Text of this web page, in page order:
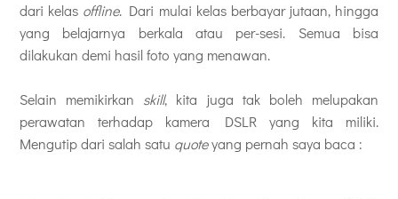
dari kelas offline. Dari mulai kelas berbayar jutaan, hingga
yang belajarnya berkala atau per-sesi. Semua bisa
dilakukan demi hasil foto yang menawan.
Selain memikirkan skill, kita juga tak boleh melupakan
perawatan terhadap kamera DSLR yang kita miliki.
Mengutip dari salah satu quoteyang pernah saya baca :